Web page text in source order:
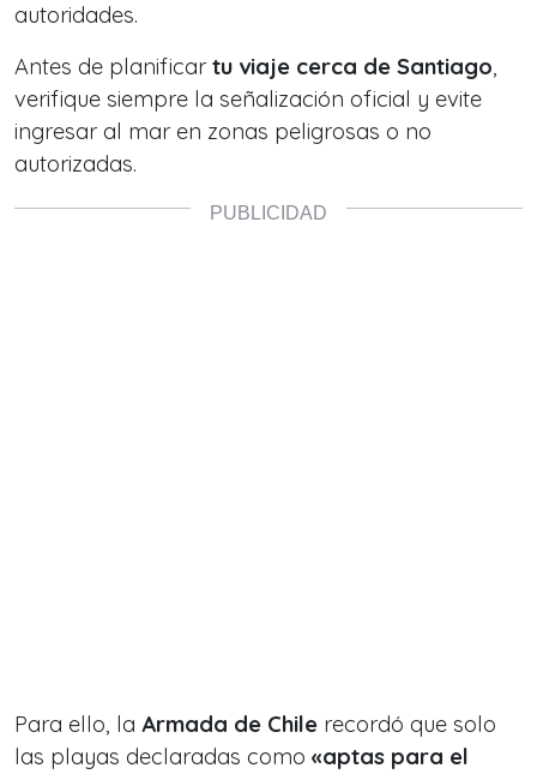
autoridades.
Antes de planificar tu viaje cerca de Santiago,
verifique siempre la señalización oficial y evite
ingresar al mar en zonas peligrosas o no
autorizadas.
Para ello, la Armada de Chile recordó que solo
las playas declaradas como «aptas para el